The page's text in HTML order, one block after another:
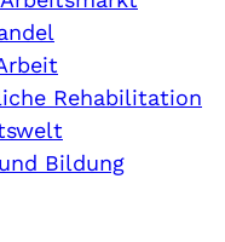
Rehabilitation
Bildung